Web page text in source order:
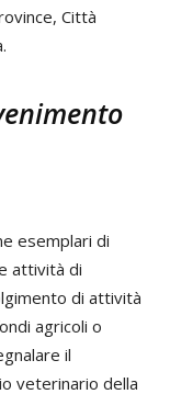
Città
esemplari di
attività di
di attività
agricoli o
il
veterinario della